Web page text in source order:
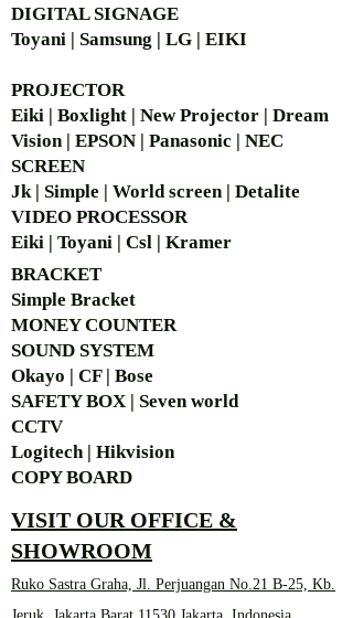
DIGITAL SIGNAGE
Toyani | Samsung | LG | EIKI
PROJECTOR
Eiki | Boxlight | New Projector | Dream
Vision | EPSON | Panasonic | NEC
SCREEN
Jk | Simple | World screen | Detalite
VIDEO PROCESSOR
Eiki | Toyani | Csl | Kramer
BRACKET
Simple Bracket
MONEY COUNTER
SOUND SYSTEM
Okayo | CF | Bose
SAFETY BOX | Seven world
CCTV
Logitech | Hikvision
COPY BOARD
VISIT OUR OFFICE &
SHOWROOM
Ruko Sastra Graha, Jl. Perjuangan No.21 B-25, Kb.